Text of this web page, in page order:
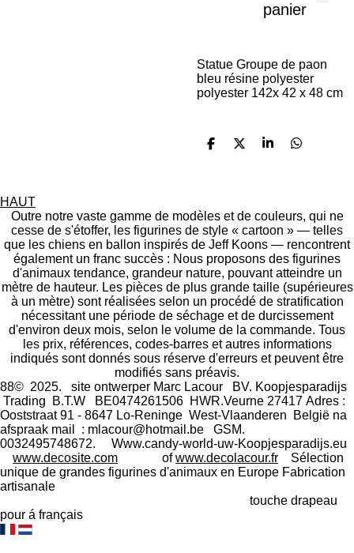
panier
Statue Groupe de paon
bleu résine polyester
polyester 142x 42 x 48 cm
P
g
e
r
P
g
e
r
P
g
e
r
P
g
e
HAUT
Outre notre vaste gamme de modèles et de couleurs, qui ne
cesse de s'étoffer, les figurines de style « cartoon » — telles
que les chiens en ballon inspirés de Jeff Koons — rencontrent
également un franc succès : Nous proposons des figurines
d'animaux tendance, grandeur nature, pouvant atteindre un
mètre de hauteur. Les pièces de plus grande taille (supérieures
à un mètre) sont réalisées selon un procédé de stratification
nécessitant une période de séchage et de durcissement
d'environ deux mois, selon le volume de la commande. Tous
les prix, références, codes-barres et autres informations
indiqués sont donnés sous réserve d'erreurs et peuvent être
modifiés sans préavis.
88© 2025. site ontwerper Marc Lacour BV. Koopjesparadijs
Trading
B.T.W BE0474261506 HWR.Veurne 27417 Adres :
Ooststraat 91 - 8647 Lo-Reninge West-Vlaanderen België na
afspraak mail : mlacour@hotmail.be GSM.
0032495748672. Www.candy-world-uw-Koopjesparadijs.eu
www.decosite.com ofwww.decolacour.fr Sélection
unique de grandes figurines d'animaux en Europe Fabrication
artisanale
touche drapeau
pour á français